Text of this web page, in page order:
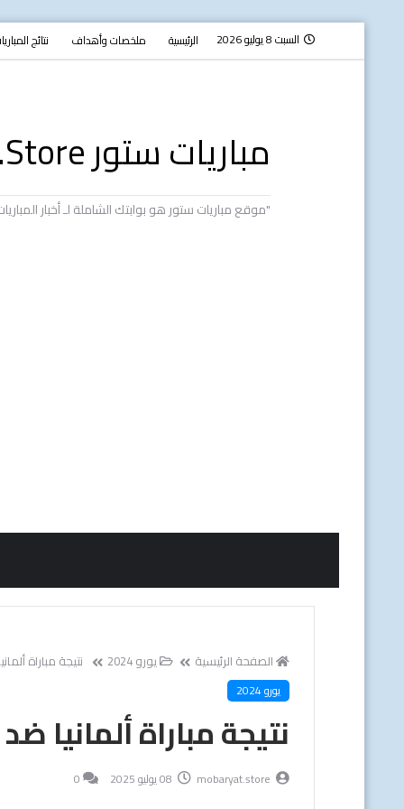
السبت 8 يوليو 2026 الرئيسية ملخصات وأهداف نتائج
مباريات ستور Mobaryat.Store
"موقع مباريات ستور هو بوابتك الشاملة لـ أخبار
الصفحة الرئيسية يورو 2024 نتيجة مباراة ألمانيا ضد
يورو 2024
نتيجة مباراة ألمانيا ضد الدنمارك
mobaryat.store
0